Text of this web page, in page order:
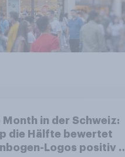
Month in der Schweiz:
die Hälfte bewertet
Logos positiv –